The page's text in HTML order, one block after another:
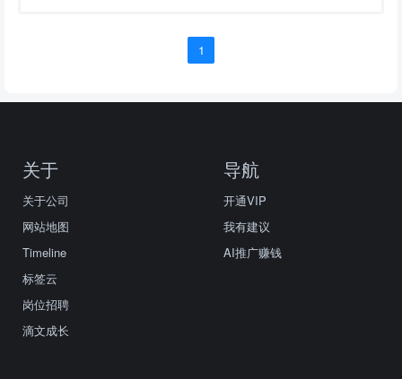
1
关于
关于公司
网站地图
Timeline
标签云
岗位招聘
滴文成长
导航
开通VIP
我有建议
AI推广赚钱